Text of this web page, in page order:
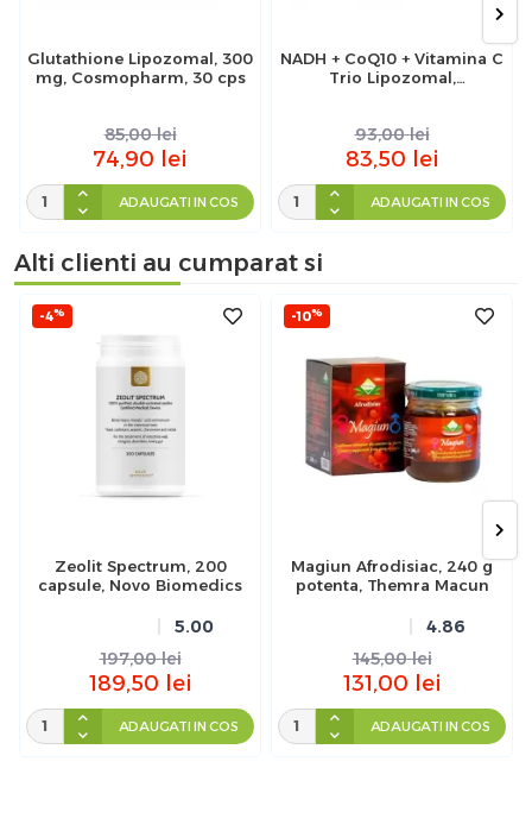
Glutathione Lipozomal, 300
mg, Cosmopharm, 30 cps
85,00 lei
74,90 lei
ADAUGATI IN COS
NADH + CoQ10 + Vitamina C
Trio Lipozomal,
93,00 lei
83,50 lei
ADAUGATI IN COS
Alti clienti au cumparat si
-4%
Zeolit Spectrum, 200
capsule, Novo Biomedics
5.00
197,00 lei
189,50 lei
ADAUGATI IN COS
-10%
Magiun Afrodisiac, 240 g
potenta, Themra Macun
4.86
145,00 lei
131,00 lei
ADAUGATI IN COS